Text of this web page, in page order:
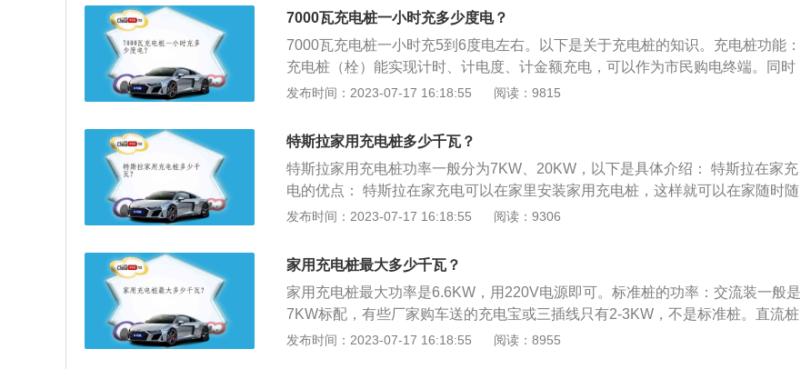
设，其最大充电功率可达250KW，性能比目前国内大范围使用的V2超级充电桩
提升了一倍（V2超充桩功率约为120KW）。以Model3为例，部分车型在峰值功
率状态下，5分钟所充电量可行驶约100公里，15分钟最高可补充约250km的续航
里程。同样时间，ModelS可以补充约230km，而ModelX可补充约203km。目
前，特斯拉在中国已经建成了超过2800个超级充电桩，2500个目的地充电桩，能
还会进一步缩短。
7000瓦充电桩一小时充多少度电？
7000瓦充电桩一小时充5到6度电左右。以下是关于充电桩的知识。充电桩功能：
充电桩（栓）能实现计时、计电度、计金额充电，可以作为市民购电终端。同时
为提高公共充电桩（栓）的效率和实用性，今后将陆续增加一桩（栓）多充和为
装置，其充电性能关系到电池组的使用寿命、充电时间。这也是消费者在购买电
动汽车之前最为关心的一个方面之一。实现对动力电池快速、高效、安全、合理
的电量补给是电动汽车充电器设计的基本原则，另外，还要考虑充电器对各种动
力电池的适用性。
发布时间：2023-07-17 16:18:55 阅读：9815
特斯拉家用充电桩多少千瓦？
特斯拉家用充电桩功率一般分为7KW、20KW，以下是具体介绍： 特斯拉在家充
电的优点： 特斯拉在家充电可以在家里安装家用充电桩，这样就可以在家随时随
地地给车辆充电，对于车辆的日常使用也很方便，安装好之后可以晚上开回去的
保证车辆在第二天出门的时候是满电。 特斯拉安装充电桩的条件： 工作环境温
度，零下二十摄氏度到五十摄氏度；相对湿度百分之五到百分之九十五；安装在
平台上的充电机以及暴露在外的部件应能承受GB/T4797.5-9《电工电子产品自然
环境条件降水和风》中表九规定的不同地区、不同高度处相对风速的侵袭。
发布时间：2023-07-17 16:18:55 阅读：9306
家用充电桩最大多少千瓦？
家用充电桩最大功率是6.6KW，用220V电源即可。标准桩的功率：交流装一般是
7KW标配，有些厂家购车送的充电宝或三插线只有2-3KW，不是标准桩。直流桩
的功率：直流桩也就是快充桩，一般是15、20、30、45、60、100、150、20
发布时间：2023-07-17 16:18:55 阅读：8955